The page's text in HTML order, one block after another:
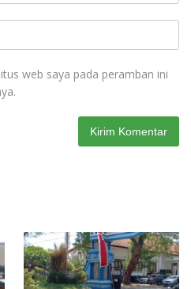
web saya pada peramban ini